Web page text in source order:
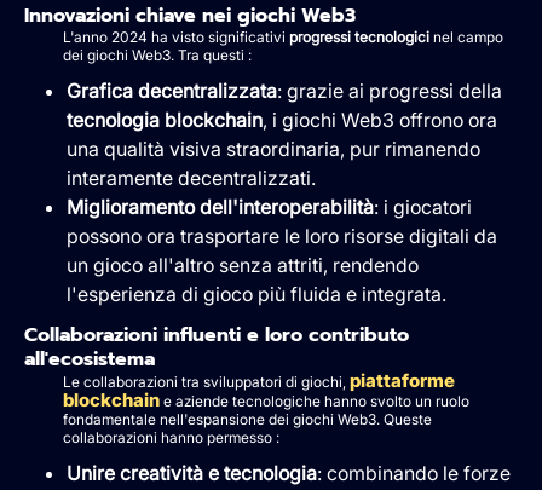
Innovazioni chiave nei giochi Web3
L'anno 2024 ha visto significativi progressi tecnologici nel campo
dei giochi Web3. Tra questi :
Grafica decentralizzata: grazie ai progressi della
tecnologia blockchain, i giochi Web3 offrono ora
una qualità visiva straordinaria, pur rimanendo
interamente decentralizzati.
Miglioramento dell'interoperabilità: i giocatori
possono ora trasportare le loro risorse digitali da
un gioco all'altro senza attriti, rendendo
l'esperienza di gioco più fluida e integrata.
Collaborazioni influenti e loro contributo
all'ecosistema
Le collaborazioni tra sviluppatori di giochi, piattaforme
blockchain e aziende tecnologiche hanno svolto un ruolo
fondamentale nell'espansione dei giochi Web3. Queste
collaborazioni hanno permesso :
Unire creatività e tecnologia: combinando le forze